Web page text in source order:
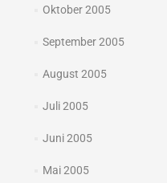
Oktober 2005
September 2005
August 2005
Juli 2005
Juni 2005
Mai 2005